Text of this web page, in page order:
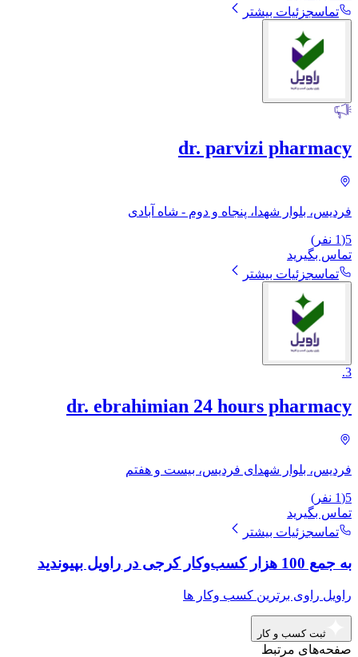
تماسجزئیات بیشتر
dr. parvizi pharmacy
فردیس، بلوار شهدا، پنجاه و دوم - شاه آبادی
5
(
1 نفر)
تماس بگیرید
تماسجزئیات بیشتر
3
.
dr. ebrahimian 24 hours pharmacy
فردیس، بلوار شهدای فردیس، بیست و هفتم
5
(
1 نفر)
تماس بگیرید
تماسجزئیات بیشتر
به جمع 100 هزار کسب‌وکار کرجی در راویل بپیوندید
راویل راوی برترین کسب وکار ها
ثبت کسب و کار
صفحه‌های مرتبط